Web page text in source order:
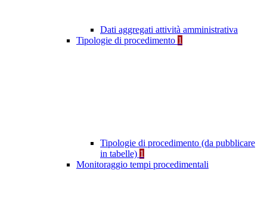
Dati aggregati attività amministrativa
Tipologie di procedimento 1
Tipologie di procedimento (da pubblicare
in tabelle) 1
Monitoraggio tempi procedimentali